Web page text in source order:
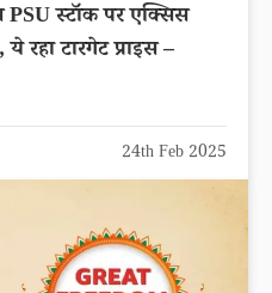
स्टॉक पर एक्सिस
रहा टारगेट प्राइस –
24th Feb 2025